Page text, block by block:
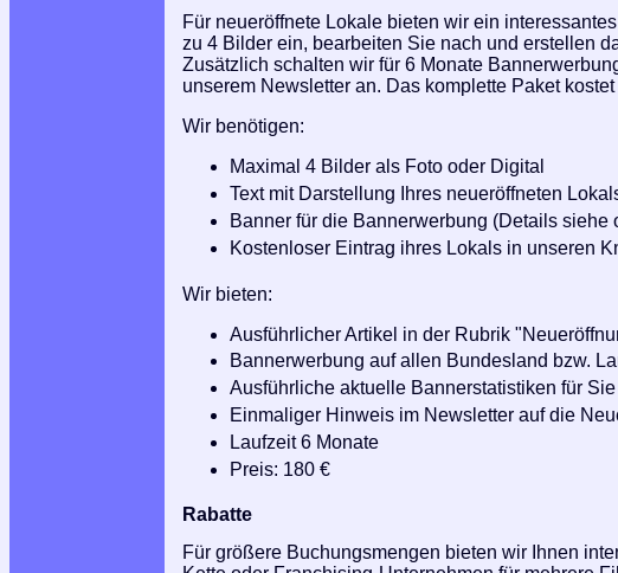
Für neueröffnete Lokale bieten wir ein
zu 4 Bilder ein, bearbeiten Sie nach und erstellen
Zusätzlich schalten wir für 6 Monate
unserem Newsletter an. Das komplette Paket
Wir benötigen:
Maximal 4 Bilder als Foto oder Digital
Text mit Darstellung Ihres neueröffneten
Banner für die Bannerwerbung (Details siehe
Kostenloser Eintrag ihres Lokals in unseren
Wir bieten:
Ausführlicher Artikel in der Rubrik
Bannerwerbung auf allen Bundesland bzw.
Ausführliche aktuelle Bannerstatistiken für Sie
Einmaliger Hinweis im Newsletter auf die
Laufzeit 6 Monate
Preis: 180 €
Rabatte
Für größere Buchungsmengen bieten wir Ihnen